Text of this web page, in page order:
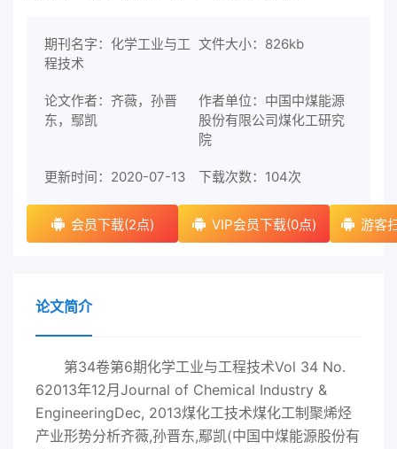
期刊名字：化学工业与工
程技术
文件大小：826kb
论文作者：齐薇，孙晋
东，鄢凯
作者单位：中国中煤能源
股份有限公司煤化工研究
院
更新时间：2020-07-13 下载次数： 104次
会员下载(2点) VIP会员下载(0点) 游客
论文简介
第34卷第6期化学工业与工程技术Vol 34 No.
62013年12月Journal of Chemical Industry &
EngineeringDec, 2013煤化工技术煤化工制聚烯烃
产业形势分析齐薇,孙晋东,鄢凯(中国中煤能源股份有